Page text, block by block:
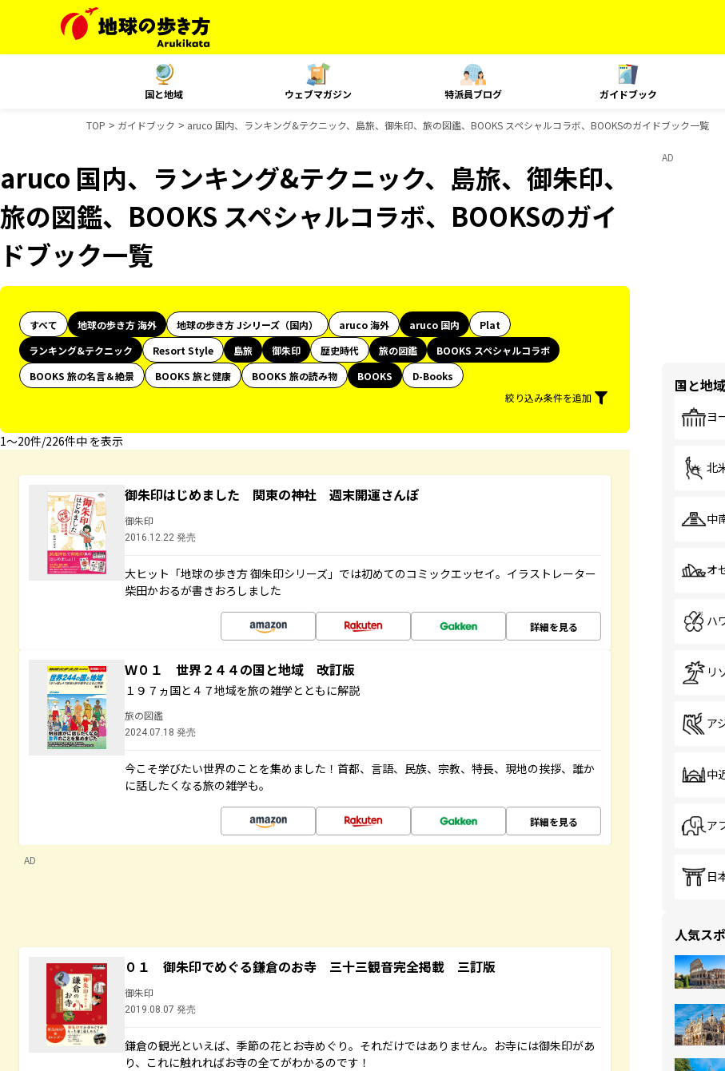
国と地域 ウェブマガジン 特派員ブログ ガイドブック
TOP ガイドブック aruco 国内、ランキング&テクニック、島旅、御朱印、旅の図鑑、BOOKS スペシャルコラボ、BOOKSのガイドブック一覧
aruco 国内、ランキング&テクニック、島旅、御朱印、
旅の図鑑、BOOKS スペシャルコラボ、BOOKSのガイ
ドブック一覧
すべて 地球の歩き方 海外 地球の歩き方 Jシリーズ（国内） aruco 海外 aruco 国内
Plat
ランキング&テクニック
Resort Style 島旅 御朱印 歴史時代 旅の図鑑
BOOKS スペシャルコラボ
BOOKS 旅の名言＆絶景
BOOKS 旅と健康 BOOKS 旅の読み物 BOOKS
D-Books
絞り込み条件を追加
1〜20件/226件中 を表示
御朱印はじめました 関東の神社 週末開運さんぽ
御朱印
2016.12.22 発売
大ヒット「地球の歩き方 御朱印シリーズ」では初めてのコミックエッセイ。イラストレーター
柴田かおるが書きおろしました
詳細を見る
Ｗ０１ 世界２４４の国と地域 改訂版
１９７ヵ国と４７地域を旅の雑学とともに解説
旅の図鑑
2024.07.18 発売
今こそ学びたい世界のことを集めました！首都、言語、民族、宗教、特長、現地の挨拶、誰か
に話したくなる旅の雑学も。
詳細を見る
AD
０１ 御朱印でめぐる鎌倉のお寺 三十三観音完全掲載 三訂版
御朱印
2019.08.07 発売
鎌倉の観光といえば、季節の花とお寺めぐり。それだけではありません。お寺には御朱印があ
り、これに触れればお寺の全てがわかるのです！
AD
国と地域
ヨ
北
中
オ
ハ
リ
ア
中
ア
日
人気ス